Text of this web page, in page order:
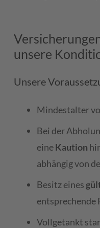
unsere
Unsere
Mindestalter
Bei der
eineKaution
abhängig von
Besitz eines
entsprechende
Vollgetankt